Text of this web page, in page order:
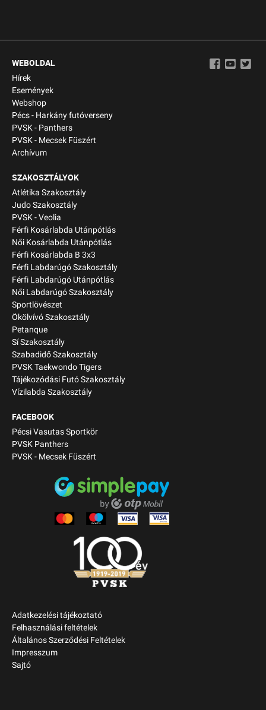
WEBOLDAL
Hírek
Események
Webshop
Pécs - Harkány futóverseny
PVSK - Panthers
PVSK - Mecsek Füszért
Archívum
SZAKOSZTÁLYOK
Atlétika Szakosztály
Judo Szakosztály
PVSK - Veolia
Férfi Kosárlabda Utánpótlás
Női Kosárlabda Utánpótlás
Férfi Kosárlabda B 3x3
Férfi Labdarúgó Szakosztály
Férfi Labdarúgó Utánpótlás
Női Labdarúgó Szakosztály
Sportlövészet
Ökölvívó Szakosztály
Petanque
Sí Szakosztály
Szabadidő Szakosztály
PVSK Taekwondo Tigers
Tájékozódási Futó Szakosztály
Vízilabda Szakosztály
FACEBOOK
Pécsi Vasutas Sportkör
PVSK Panthers
PVSK - Mecsek Füszért
Adatkezelési tájékoztató
Felhasználási feltételek
Általános Szerződési Feltételek
Impresszum
Sajtó